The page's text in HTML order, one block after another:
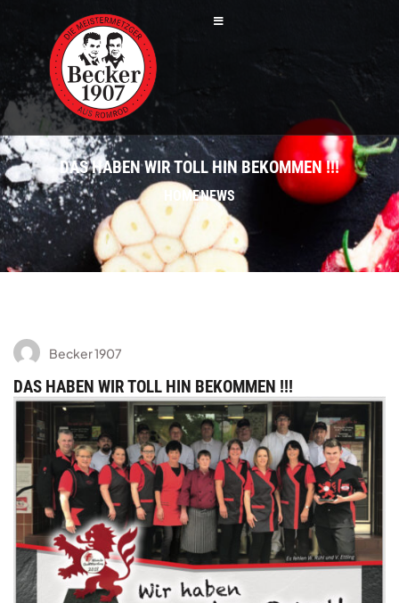
DAS HABEN WIR TOLL HIN BEKOMMEN !!!
HOMENEWS
Becker 1907
DAS HABEN WIR TOLL HIN BEKOMMEN !!!